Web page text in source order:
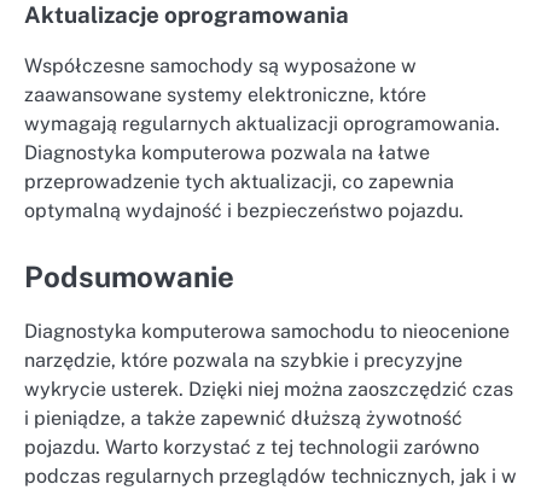
Aktualizacje oprogramowania
Współczesne samochody są wyposażone w
zaawansowane systemy elektroniczne, które
wymagają regularnych aktualizacji oprogramowania.
Diagnostyka komputerowa pozwala na łatwe
przeprowadzenie tych aktualizacji, co zapewnia
optymalną wydajność i bezpieczeństwo pojazdu.
Podsumowanie
Diagnostyka komputerowa samochodu to nieocenione
narzędzie, które pozwala na szybkie i precyzyjne
wykrycie usterek. Dzięki niej można zaoszczędzić czas
i pieniądze, a także zapewnić dłuższą żywotność
pojazdu. Warto korzystać z tej technologii zarówno
podczas regularnych przeglądów technicznych, jak i w